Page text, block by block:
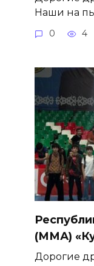
Наши на
0 4
(ММА)
Дорогие